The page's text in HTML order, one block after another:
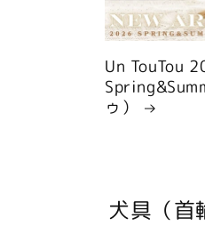
Un TouTou
ゥ）
犬具（首